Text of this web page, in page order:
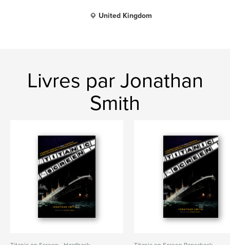
United Kingdom
Livres par Jonathan
Smith